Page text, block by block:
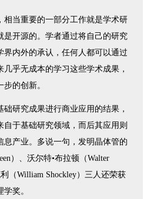
相当重要的一部分工作就是学术研
是开源的。学者通过将自己的研究
界内外的承认，任何人都可以通过
乎无成本的学习这些学术成果，
的创新。
研究成果进行商业应用的结果，
自于基础研究领域，而后其应用则
息产业。多说一句，发明晶体管的
）、沃尔特•布拉顿（Walter
（William Shockley）三人还荣获
奖。